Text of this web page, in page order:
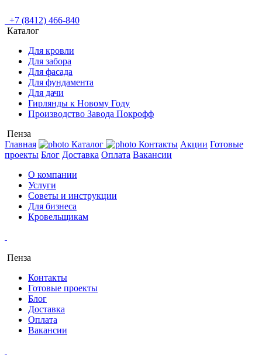
+7 (8412) 466-840
Каталог
Для кровли
Для забора
Для фасада
Для фундамента
Для дачи
Гирлянды к Новому Году
Производство Завода Покрофф
Пенза
Главная
Каталог Контакты Акции Готовые
проекты Блог Доставка Оплата Вакансии
О компании
Услуги
Советы и инструкции
Для бизнеса
Кровельщикам
Пенза
Контакты
Готовые проекты
Блог
Доставка
Оплата
Вакансии